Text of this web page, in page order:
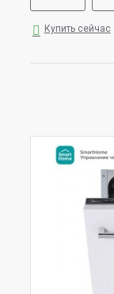
Купить сейчас